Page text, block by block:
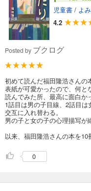
児童書 / よ
4.2
Posted by ブクログ
初めて読んだ福田隆浩さんの
表紙が可愛かったので、何と
読んでみた所、最高に面白か
1話目は男の子目線、2話目は
交互に入れ替わる。
男の子と女の子の心理描写が
以来、福田隆浩さんの本を10
0